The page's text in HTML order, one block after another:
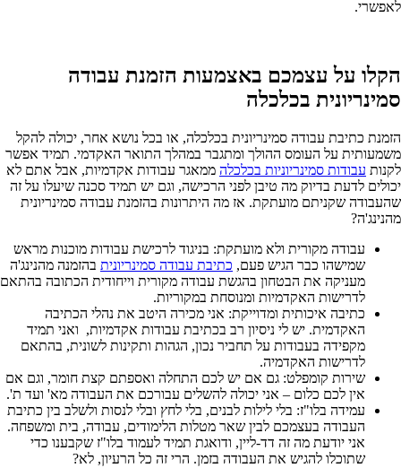
לאפשרי.
הקלו על עצמכם באצמעות הזמנת עבודה
סמינריונית בכלכלה
הזמנת כתיבת עבודה סמינריונית בכלכלה, או בכל נושא אחר, יכולה להקל
משמעותית על העומס ההולך ומתגבר במהלך התואר האקדמי. תמיד אפשר
לקנות עבודות סמינריוניות בכלכלה ממאגר עבודות אקדמיות, אבל אתם לא
יכולים לדעת בדיוק מה טיבן לפני הרכישה, וגם יש תמיד סכנה שיעלו על זה
שהעבודה שקניתם מועתקת. אז מה היתרונות בהזמנת עבודה סמינריונית
מהנינג'ה?
עבודה מקורית ולא מועתקת: בניגוד לרכישת עבודות מוכנות מראש
שמישהו כבר הגיש פעם, כתיבת עבודה סמינריונית בהזמנה מהנינג'ה
מעניקה את הבטחון בהגשת עבודה מקורית וייחודית הכתובה בהתאם
לדרישות האקדמיות ומנוסחת במקוריות.
כתיבה איכותית ומדוייקת: אני מכירה היטב את נהלי הכתיבה
האקדמית. יש לי ניסיון רב בכתיבת עבודות אקדמיות, ואני תמיד
מקפידה בעבודות על תחביר נכון, הגהות ותקינות לשונית, בהתאם
לדרישות האקדמיה.
שירות קומפלט: גם אם יש לכם התחלה ואספתם קצת חומר, וגם אם
אין לכם כלום – אני יכולה להשלים עבורכם את העבודה מא' ועד ת'.
עמידה בלו"ז: בלי לילות לבנים, בלי לחץ ובלי לנסות ולשלב בין כתיבת
העבודה בעצמכם לבין שאר מטלות הלימודים, עבודה, בית ומשפחה.
אני יודעת מה זה דד-ליין, ודואגת תמיד לעמוד בלו"ז שקבענו כדי
שתוכלו להגיש את העבודה בזמן. הרי זה כל הרעיון, לא?